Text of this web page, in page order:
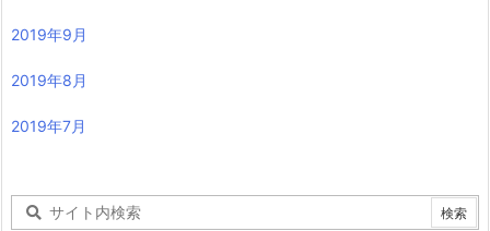
2019年9月
2019年8月
2019年7月